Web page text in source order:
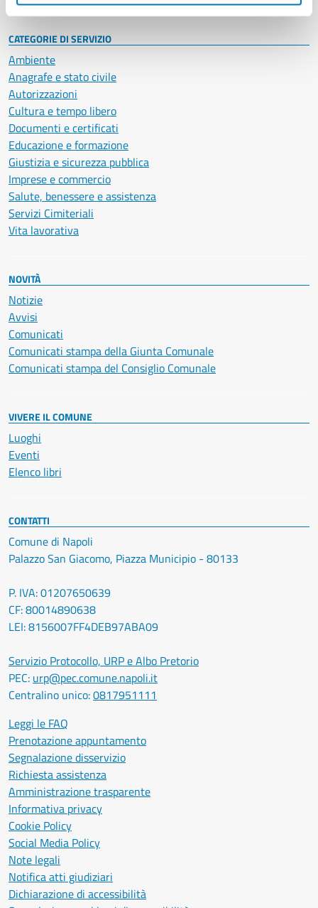
CATEGORIE DI SERVIZIO
Ambiente
Anagrafe e stato civile
Autorizzazioni
Cultura e tempo libero
Documenti e certificati
Educazione e formazione
Giustizia e sicurezza pubblica
Imprese e commercio
Salute, benessere e assistenza
Servizi Cimiteriali
Vita lavorativa
NOVITÀ
Notizie
Avvisi
Comunicati
Comunicati stampa della Giunta Comunale
Comunicati stampa del Consiglio Comunale
VIVERE IL COMUNE
Luoghi
Eventi
Elenco libri
CONTATTI
Comune di Napoli
Palazzo San Giacomo, Piazza Municipio - 80133
P. IVA: 01207650639
CF: 80014890638
LEI: 8156007FF4DEB97ABA09
Servizio Protocollo, URP e Albo Pretorio
PEC: urp@pec.comune.napoli.it
Centralino unico:0817951111
Leggi le FAQ
Prenotazione appuntamento
Segnalazione disservizio
Richiesta assistenza
Amministrazione trasparente
Informativa privacy
Cookie Policy
Social Media Policy
Note legali
Notifica atti giudiziari
Dichiarazione di accessibilità